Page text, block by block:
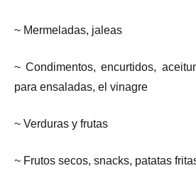
~ Mermeladas, jaleas
~ Condimentos, encurtidos,
para ensaladas, el vinagre
~ Verduras y frutas
~ Frutos secos, snacks, patatas